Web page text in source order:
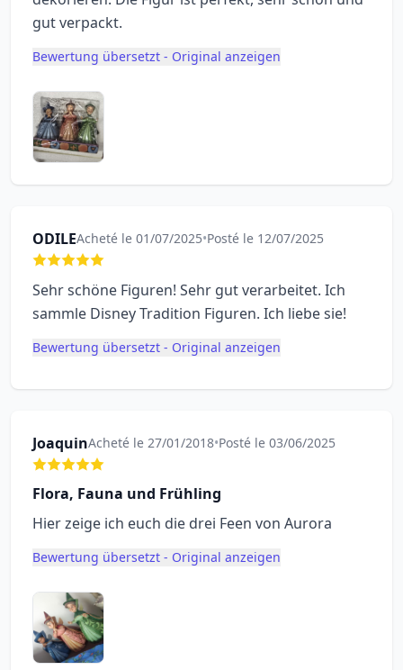
gut verpackt.
Bewertung übersetzt - Original anzeigen
ODILEAcheté le 01/07/2025•Posté le 12/07/2025
Sehr schöne Figuren! Sehr gut verarbeitet. Ich
sammle Disney Tradition Figuren. Ich liebe sie!
Bewertung übersetzt - Original anzeigen
JoaquinAcheté le 27/01/2018•Posté le 03/06/2025
Flora, Fauna und Frühling
Hier zeige ich euch die drei Feen von Aurora
Bewertung übersetzt - Original anzeigen